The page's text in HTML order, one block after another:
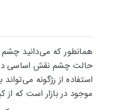
همانطور که می‌دانید چشم
حالت چشم نقش اساسی
استفاده از رژگونه
موجود در بازار است که از